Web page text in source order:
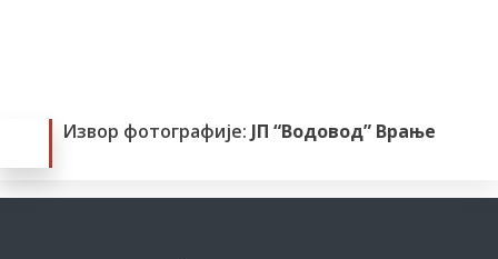
Извор фотографије: ЈП “Водовод” Врање